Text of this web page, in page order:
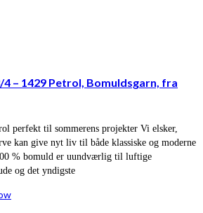
– 1429 Petrol, Bomuldsgarn, fra
perfekt til sommerens projekter Vi elsker,
kan give nyt liv til både klassiske og moderne
% bomuld er uundværlig til luftige
og det yndigste